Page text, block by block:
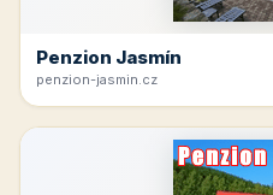
Penzion Jasmín
penzion-jasmin.cz